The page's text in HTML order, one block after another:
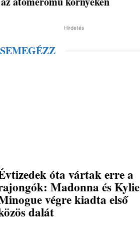
Hirdetés
óta vártak erre a
Madonna és Kylie
végre kiadta első
dalát